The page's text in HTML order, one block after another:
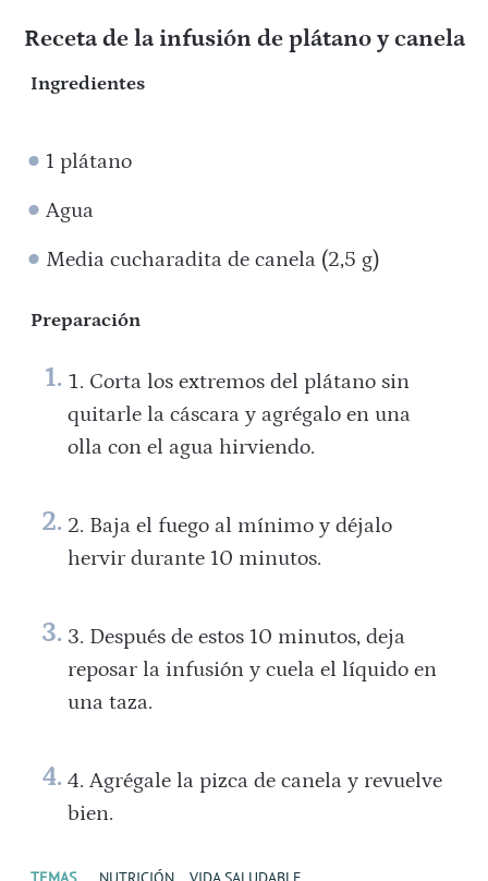
Receta de la infusión de plátano y canela
Ingredientes
1 plátano
Agua
Media cucharadita de canela (2,5 g)
Preparación
Corta los extremos del plátano sin
quitarle la cáscara y agrégalo en una
olla con el agua hirviendo.
Baja el fuego al mínimo y déjalo
hervir durante 10 minutos.
Después de estos 10 minutos, deja
reposar la infusión y cuela el líquido en
una taza.
Agrégale la pizca de canela y revuelve
bien.